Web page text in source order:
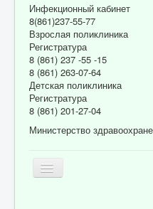
Инфекционный кабинет
8(861)237-55-77
Взрослая поликлиника
Регистратура
8 (861) 237 -55 -15
8 (861) 263-07-64
Детская поликлиника
Регистратура
8 (861) 201-27-04
Министерство